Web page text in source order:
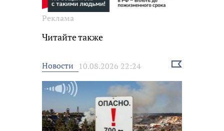
Реклама
Читайте также
Новости 10.08.2026 22:24
Выбрать